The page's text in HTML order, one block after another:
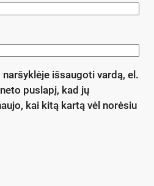
išsaugoti vardą, el.
puslapį, kad jų
kai kitą kartą vėl norėsiu